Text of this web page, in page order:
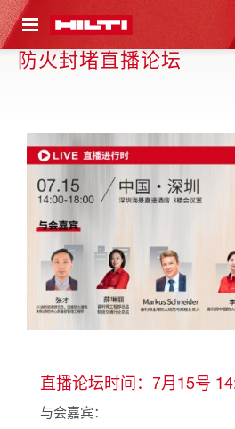
到主页
防火封堵直播论坛
直播论坛时间：7月15号
与会嘉宾：